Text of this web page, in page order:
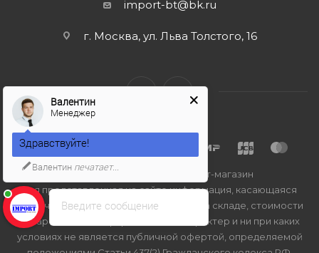
import-bt@bk.ru
г. Москва, ул. Льва Толстого, 16
2026 © Import-bt.ru - интернет-магазин
Вся представленная на сайте информация, касающаяся
технических характеристик, наличия на складе, стоимости
товаров, носит информационный характер и ни при каких
условиях не является публичной офертой, определяемой
Введите сообщение
Валентин
Менеджер
Здравствуйте!
Валентин печатает...